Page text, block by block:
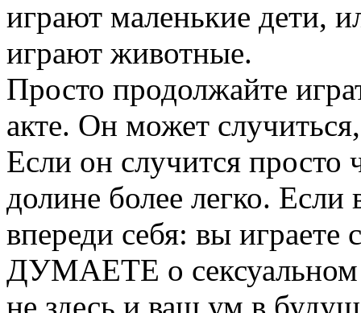
играют маленькие дети,
играют животные.
Просто продолжайте
акте. Он может
Если он случится просто
долине более легко.
впереди себя: вы
ДУМАЕТЕ о сексуальном
не здесь и ваш ум в